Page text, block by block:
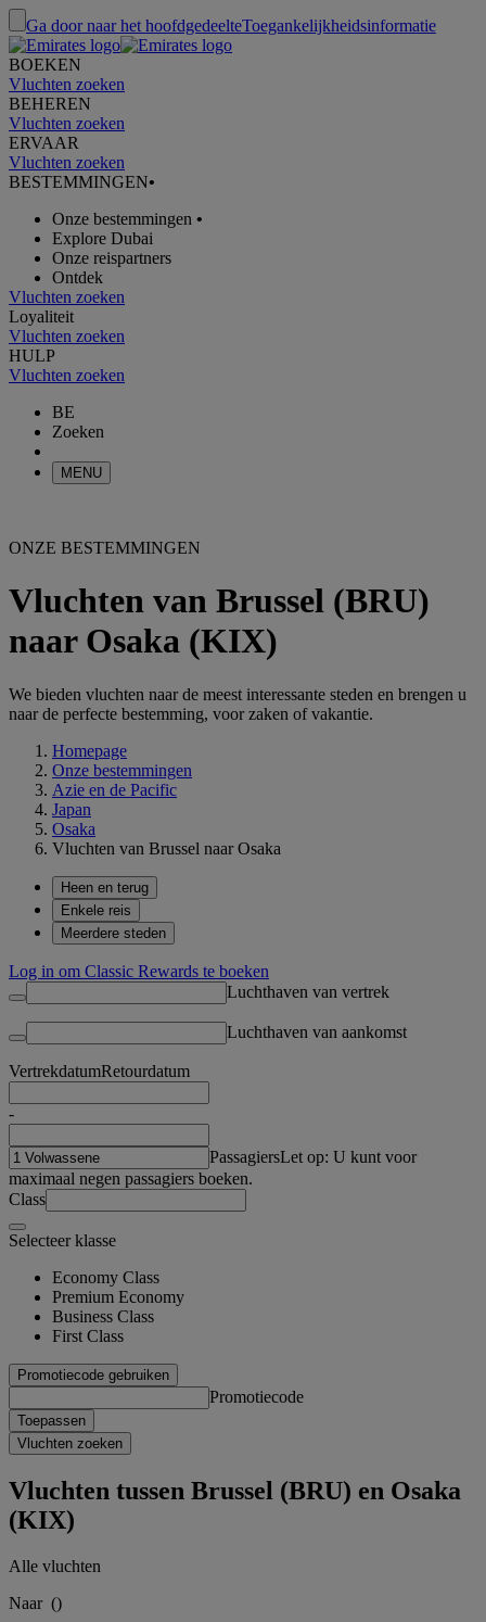
Ga door naar het hoofdgedeelteToegankelijkheidsinformatie
BOEKEN
Vluchten zoeken
BEHEREN
Vluchten zoeken
ERVAAR
Vluchten zoeken
BESTEMMINGEN•
Onze bestemmingen •
Explore Dubai
Onze reispartners
Ontdek
Vluchten zoeken
Loyaliteit
Vluchten zoeken
HULP
Vluchten zoeken
BE
Zoeken
MENU
ONZE BESTEMMINGEN
Vluchten van Brussel (BRU)
naar Osaka (KIX)
We bieden vluchten naar de meest interessante steden en brengen u
naar de perfecte bestemming, voor zaken of vakantie.
Homepage
Onze bestemmingen
Azie en de Pacific
Japan
Osaka
Vluchten van Brussel naar Osaka
Heen en terug
Enkele reis
Meerdere steden
Log in om Classic Rewards te boeken
Luchthaven van vertrek
Luchthaven van aankomst
VertrekdatumRetourdatum
-
PassagiersLet op: U kunt voor
maximaal negen passagiers boeken.
Class
Selecteer klasse
Economy Class
Premium Economy
Business Class
First Class
Promotiecode gebruiken
Promotiecode
Toepassen
Vluchten zoeken
Vluchten tussen Brussel (BRU) en Osaka
(KIX)
Alle vluchten
Naar ()